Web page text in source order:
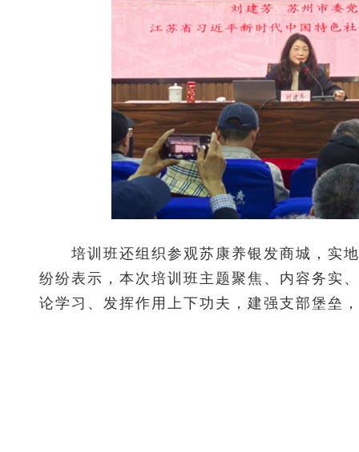
培训班还组织参观苏康养银发商城，实地
纷纷表示，本次培训班主题聚焦、内容务实
论学习、发挥作用上下功夫，建强支部堡垒